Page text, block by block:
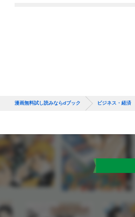
漫画無料試し読みならdブック ビジネス・経済